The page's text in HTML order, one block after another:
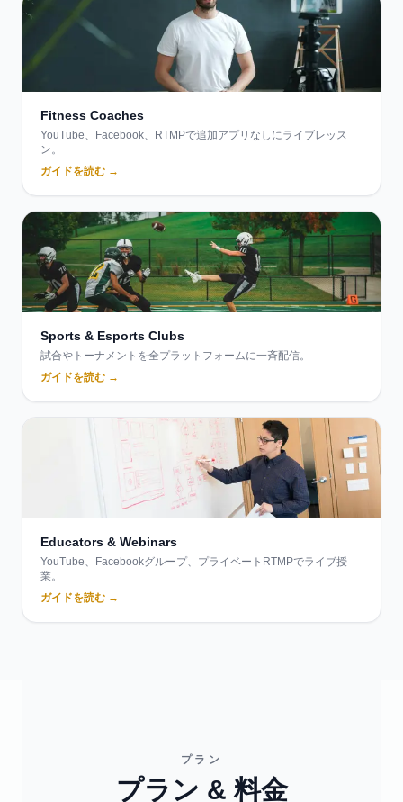
Fitness Coaches
YouTube、Facebook、RTMPで追加アプリなしにライブレッス
ン。
ガイドを読む →
Sports & Esports Clubs
試合やトーナメントを全プラットフォームに一斉配信。
ガイドを読む →
Educators & Webinars
YouTube、Facebookグループ、プライベートRTMPでライブ授
業。
ガイドを読む →
プラン
プラン & 料金